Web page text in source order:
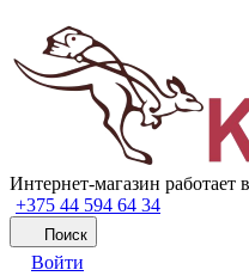
Интернет-магазин работает
+375 44 594 64 34
Поиск
Войти